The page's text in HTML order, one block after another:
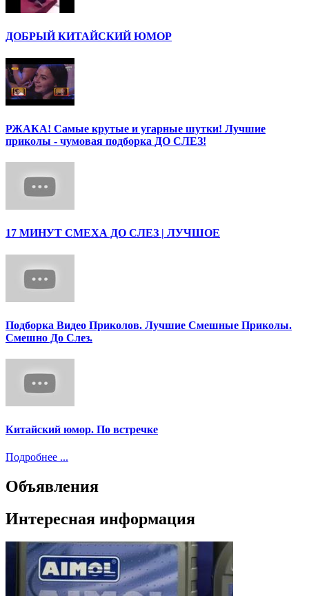
ДОБРЫЙ КИТАЙСКИЙ ЮМОР
РЖАКА! Самые крутые и угарные шутки! Лучшие
приколы - чумовая подборка ДО СЛЕЗ!
17 МИНУТ СМЕХА ДО СЛЕЗ | ЛУЧШОЕ
Подборка Видео Приколов. Лучшие Смешные Приколы.
Смешно До Слез.
Китайский юмор. По встречке
Подробнее ...
Объявления
Интересная информация